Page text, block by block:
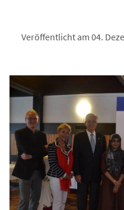
Veröffentlicht am 04.